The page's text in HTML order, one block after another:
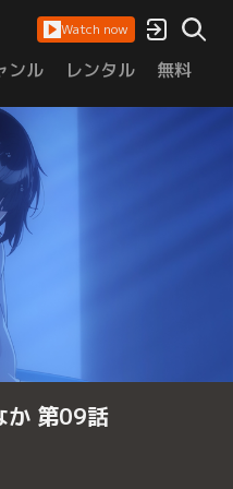
Watch now
ンル レンタル 無料
か 第09話